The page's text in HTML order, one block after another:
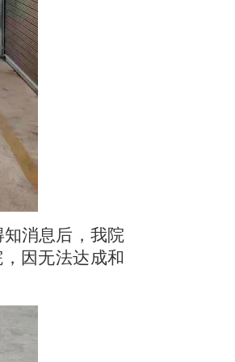
消息后，我院
因无法达成和